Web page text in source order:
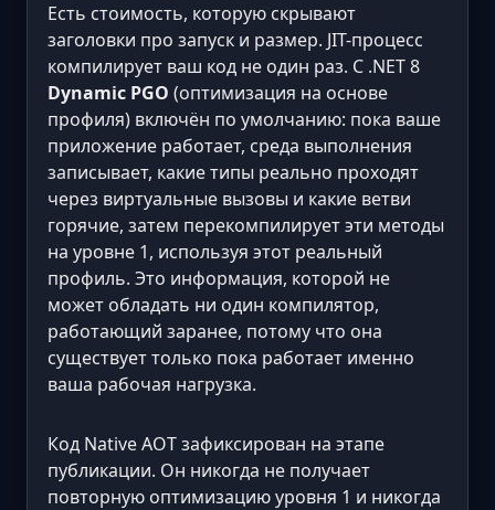
Есть стоимость, которую скрывают
заголовки про запуск и размер. JIT-процесс
компилирует ваш код не один раз. С .NET 8
Dynamic PGO (оптимизация на основе
профиля) включён по умолчанию: пока ваше
приложение работает, среда выполнения
записывает, какие типы реально проходят
через виртуальные вызовы и какие ветви
горячие, затем перекомпилирует эти методы
на уровне 1, используя этот реальный
профиль. Это информация, которой не
может обладать ни один компилятор,
работающий заранее, потому что она
существует только пока работает именно
ваша рабочая нагрузка.
Код Native AOT зафиксирован на этапе
публикации. Он никогда не получает
повторную оптимизацию уровня 1 и никогда